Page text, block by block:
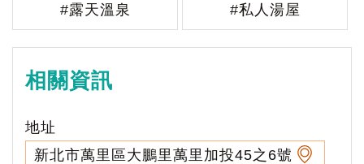
#露天溫泉 #私人湯屋
相關資訊
地址
新北市萬里區大鵬里萬里加投45之6號